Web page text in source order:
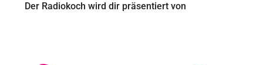
Der Radiokoch wird dir präsentiert von